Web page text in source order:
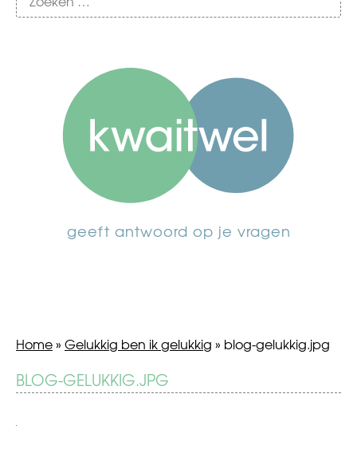
geeft antwoord op je vragen
Home» Gelukkig ben ik gelukkig » blog-gelukkig.jpg
BLOG-GELUKKIG.JPG
BERICHT
NAVIGATIE
Gelukkig
ben
gelukkig